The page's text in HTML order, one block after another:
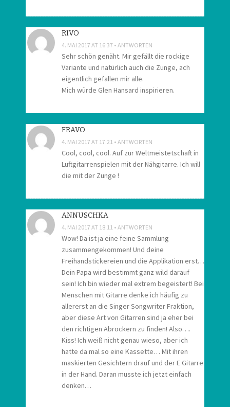
RIVO
4. MAI 2017 AT 16:37 ANTWORTEN
Sehr schön genäht. Mir gefällt die rockige
Variante und natürlich auch die Zunge, ach
eigentlich gefallen mir alle.
Mich würde Glen Hansard inspirieren.
FRAVO
4. MAI 2017 AT 17:21 ANTWORTEN
Cool, cool, cool. Auf zur Weltmeistetschaft in
Luftgitarrenspielen mit der Nähgitarre. Ich will
die mit der Zunge !
ANNUSCHKA
4. MAI 2017 AT 18:11 ANTWORTEN
Wow! Da ist ja eine feine Sammlung
zusammengekommen! Und deine
Freihandstickereien und die Applikation erst…
Dein Papa wird bestimmt ganz wild darauf
sein! Ich bin wieder mal extrem begeistert! Bei
Menschen mit Gitarre denke ich häufig zu
allererst an die Singer Songwriter Fraktion,
aber diese Art von Gitarren sind ja eher bei
den richtigen Abrockern zu finden! Also….
Kiss! Ich weiß nicht genau wieso, aber ich
hatte da mal so eine Kassette… Mit ihren
maskierten Gesichtern drauf und der E Gitarre
in der Hand. Daran musste ich jetzt einfach
denken…